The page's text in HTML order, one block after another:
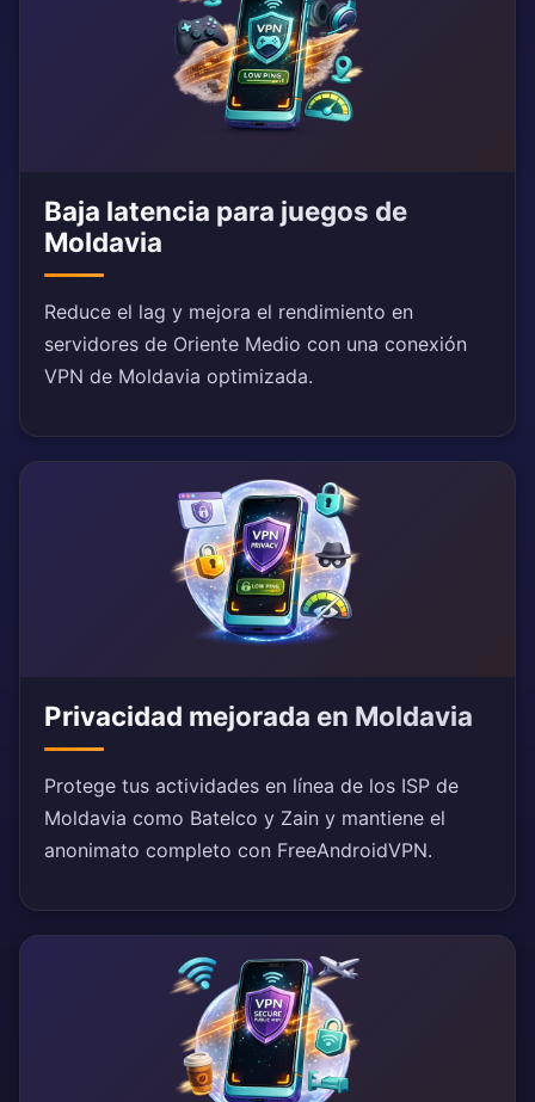
Baja latencia para juegos de
Moldavia
Reduce el lag y mejora el rendimiento en
servidores de Oriente Medio con una conexión
VPN de Moldavia optimizada.
Privacidad mejorada en Moldavia
Protege tus actividades en línea de los ISP de
Moldavia como Batelco y Zain y mantiene el
anonimato completo con FreeAndroidVPN.